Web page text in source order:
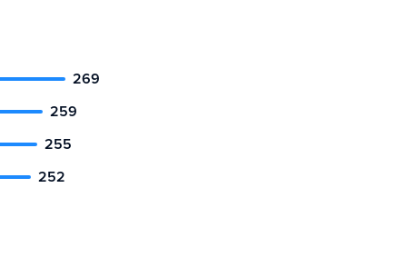
269
259
255
252